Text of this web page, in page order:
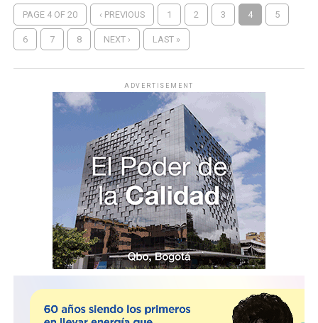
PAGE 4 OF 20 ‹ PREVIOUS 1 2 3 4 5
6 7 8 NEXT › LAST »
ADVERTISEMENT